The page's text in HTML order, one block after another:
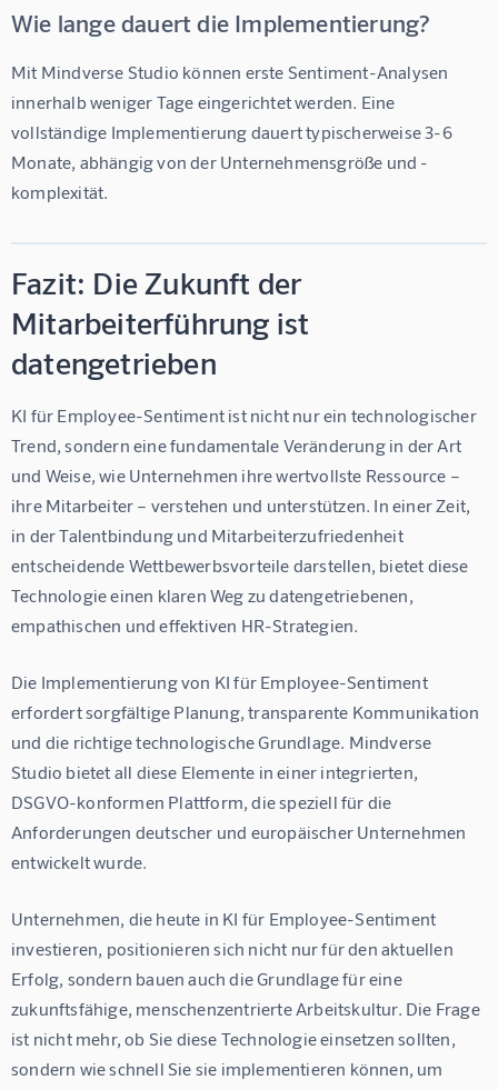
Wie lange dauert die Implementierung?
Mit Mindverse Studio können erste Sentiment-Analysen
innerhalb weniger Tage eingerichtet werden. Eine
vollständige Implementierung dauert typischerweise 3-6
Monate, abhängig von der Unternehmensgröße und -
komplexität.
Fazit: Die Zukunft der
Mitarbeiterführung ist
datengetrieben
KI für Employee-Sentiment ist nicht nur ein technologischer
Trend, sondern eine fundamentale Veränderung in der Art
und Weise, wie Unternehmen ihre wertvollste Ressource –
ihre Mitarbeiter – verstehen und unterstützen. In einer Zeit,
in der Talentbindung und Mitarbeiterzufriedenheit
entscheidende Wettbewerbsvorteile darstellen, bietet diese
Technologie einen klaren Weg zu datengetriebenen,
empathischen und effektiven HR-Strategien.
Die Implementierung von KI für Employee-Sentiment
erfordert sorgfältige Planung, transparente Kommunikation
und die richtige technologische Grundlage. Mindverse
Studio bietet all diese Elemente in einer integrierten,
DSGVO-konformen Plattform, die speziell für die
Anforderungen deutscher und europäischer Unternehmen
entwickelt wurde.
Unternehmen, die heute in KI für Employee-Sentiment
investieren, positionieren sich nicht nur für den aktuellen
Erfolg, sondern bauen auch die Grundlage für eine
zukunftsfähige, menschenzentrierte Arbeitskultur. Die Frage
ist nicht mehr, ob Sie diese Technologie einsetzen sollten,
sondern wie schnell Sie sie implementieren können, um